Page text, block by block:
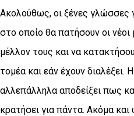
Ακολούθως, οι ξένες γλώσσες
στο οποίο θα πατήσουν οι νέοι
μέλλον τους και να
τομέα και εάν έχουν διαλέξει.
αλλεπάλληλα αποδείξει πως
κρατήσει για πάντα. Ακόμα